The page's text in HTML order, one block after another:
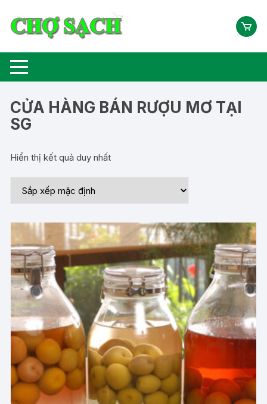
CỬA HÀNG BÁN RƯỢU MƠ TẠI
SG
Hiển thị kết quả duy nhất